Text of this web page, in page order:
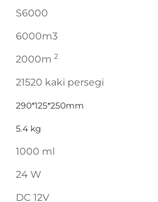
S6000
6000m3
2000m 2
21520 kaki persegi
290*125*250mm
5.4 kg
1000 ml
24 W
DC 12V